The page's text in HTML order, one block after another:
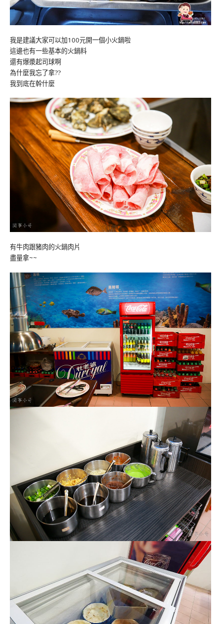
我是建議大家可以加100元開一個小火鍋啦
這邊也有一些基本的火鍋料
還有爆漿起司球啊
為什麼我忘了拿??
我到底在幹什麼
有牛肉跟豬肉的火鍋肉片
盡量拿~~